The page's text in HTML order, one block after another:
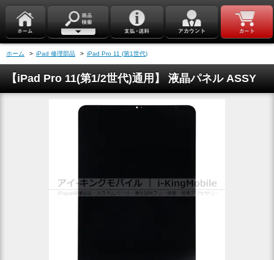
ホーム > iPad 修理部品 > iPad Pro 11 (第1世代)
【iPad Pro 11(第1/2世代)通用】 液晶パネル ASSY